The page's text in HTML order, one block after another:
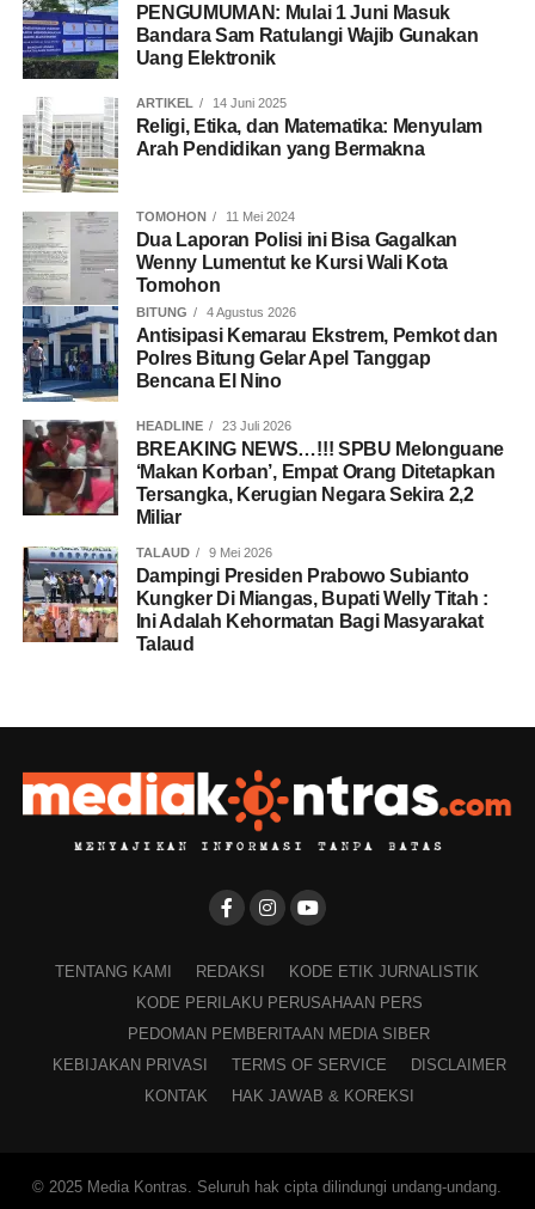
PENGUMUMAN: Mulai 1 Juni Masuk
Bandara Sam Ratulangi Wajib Gunakan
Uang Elektronik
ARTIKEL 14 Juni 2025
Religi, Etika, dan Matematika: Menyulam
Arah Pendidikan yang Bermakna
TOMOHON 11 Mei 2024
Dua Laporan Polisi ini Bisa Gagalkan
Wenny Lumentut ke Kursi Wali Kota
Tomohon
BITUNG 4 Agustus 2026
Antisipasi Kemarau Ekstrem, Pemkot dan
Polres Bitung Gelar Apel Tanggap
Bencana El Nino
HEADLINE 23 Juli 2026
BREAKING NEWS…!!! SPBU Melonguane
‘Makan Korban’, Empat Orang Ditetapkan
Tersangka, Kerugian Negara Sekira 2,2
Miliar
TALAUD 9 Mei 2026
Dampingi Presiden Prabowo Subianto
Kungker Di Miangas, Bupati Welly Titah :
Ini Adalah Kehormatan Bagi Masyarakat
Talaud
TENTANG KAMI REDAKSI
KODE ETIK JURNALISTIK
KODE PERILAKU PERUSAHAAN PERS
PEDOMAN PEMBERITAAN MEDIA SIBER
KEBIJAKAN PRIVASI
TERMS OF SERVICE
DISCLAIMER
KONTAK
HAK JAWAB & KOREKSI
© 2025 Media Kontras. Seluruh hak cipta dilindungi undang-undang.